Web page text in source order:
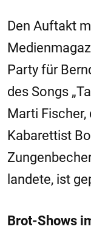
Den Auftakt
Party für
des Songs
Marti
Kabarettist
landete, ist
Brot-Shows